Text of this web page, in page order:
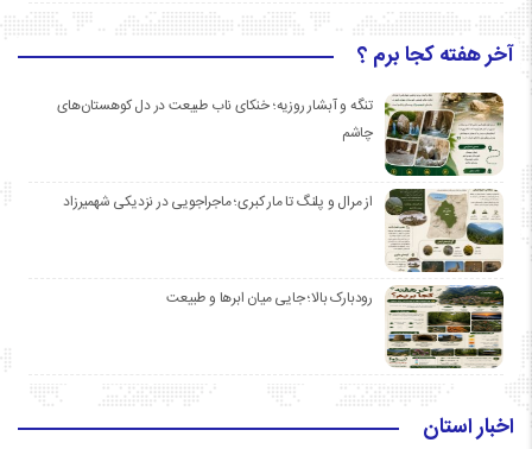
آخر هفته کجا برم ؟
تنگه و آبشار روزیه؛ خنکای ناب طبیعت در دل کوهستان‌های
چاشم
از مرال و پلنگ تا مار کبری؛ ماجراجویی در نزدیکی شهمیرزاد
رودبارک بالا؛ جایی میان ابرها و طبیعت
اخبار استان